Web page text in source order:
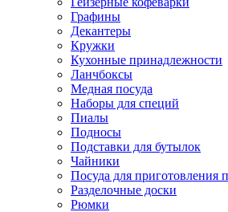
Графины
Декантеры
Кружки
Кухонные принадлежности
Ланчбоксы
Медная посуда
Наборы для специй
Пиалы
Подносы
Подставки для бутылок
Чайники
Посуда для приготовления
Разделочные доски
Рюмки